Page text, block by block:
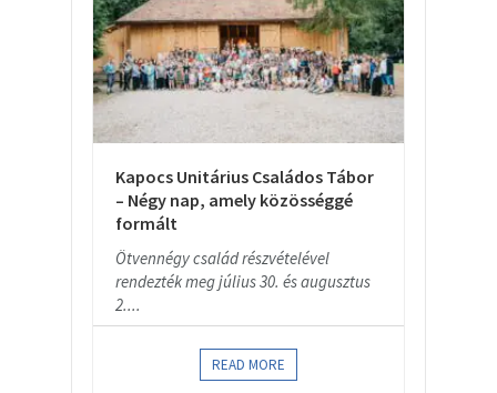
Kapocs Unitárius Családos Tábor
– Négy nap, amely közösséggé
formált
Ötvennégy család részvételével
rendezték meg július 30. és augusztus
2....
READ MORE